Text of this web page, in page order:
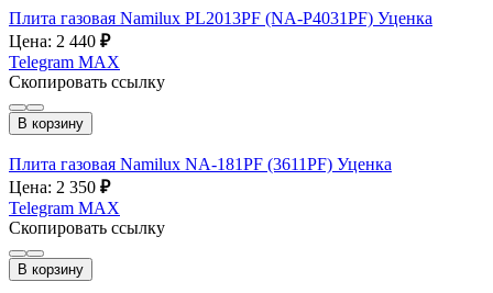
Плита газовая Namilux PL2013PF (NA-P4031PF) Уценка
Цена: 2 440 ₽
Telegram MAX
Скопировать ссылку
В корзину
Плита газовая Namilux NA-181PF (3611PF) Уценка
Цена: 2 350 ₽
Telegram MAX
Скопировать ссылку
В корзину